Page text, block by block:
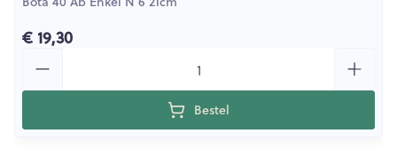
€ 19,30
Bestel